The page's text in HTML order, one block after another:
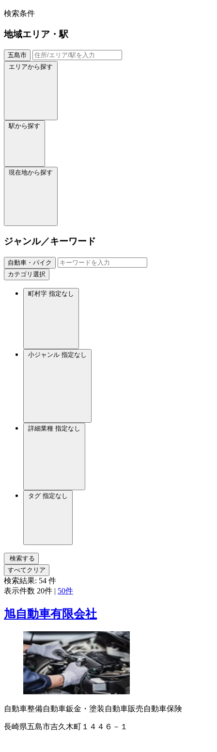
検索条件
地域エリア・駅
五島市
エリアから探す
駅から探す
現在地から探す
ジャンル／キーワード
自動車・バイク
カテゴリ選択
町村字 指定なし
小ジャンル 指定なし
詳細業種 指定なし
タグ 指定なし
検索する
すべてクリア
検索結果: 54 件
表示件数 20件 | 50件
旭自動車有限会社
自動車整備自動車鈑金・塗装自動車販売自動車保険
長崎県五島市吉久木町１４４６－１